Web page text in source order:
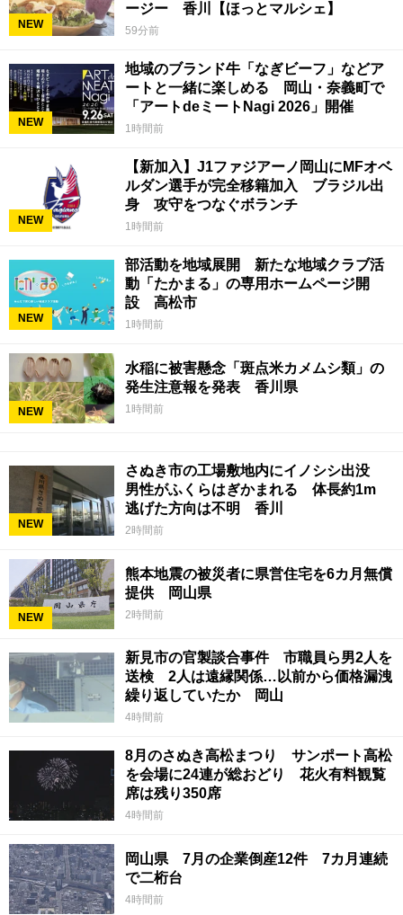
NEW
ージー 香川【ほっとマルシェ】
59分前
NEW
地域のブランド牛「なぎビーフ」などア
ートと一緒に楽しめる 岡山・奈義町で
「アートdeミートNagi 2026」開催
1時間前
NEW
【新加入】J1ファジアーノ岡山にMFオベ
ルダン選手が完全移籍加入 ブラジル出
身 攻守をつなぐボランチ
1時間前
NEW
部活動を地域展開 新たな地域クラブ活
動「たかまる」の専用ホームページ開
設 高松市
1時間前
NEW
水稲に被害懸念「斑点米カメムシ類」の
発生注意報を発表 香川県
1時間前
NEW
さぬき市の工場敷地内にイノシシ出没
男性がふくらはぎかまれる 体長約1m
逃げた方向は不明 香川
2時間前
NEW
熊本地震の被災者に県営住宅を6カ月無償
提供 岡山県
2時間前
新見市の官製談合事件 市職員ら男2人を
送検 2人は遠縁関係…以前から価格漏洩
繰り返していたか 岡山
4時間前
8月のさぬき高松まつり サンポート高松
を会場に24連が総おどり 花火有料観覧
席は残り350席
4時間前
岡山県 7月の企業倒産12件 7カ月連続
で二桁台
4時間前